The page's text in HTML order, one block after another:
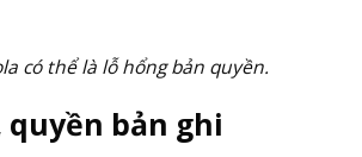
có thể là lỗ hổng bản quyền.
quyền bản ghi